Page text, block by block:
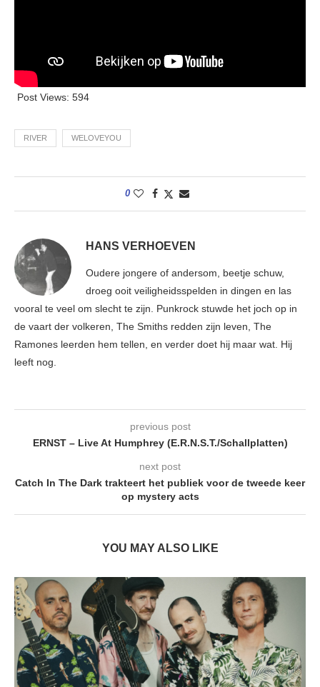
Post Views: 594
RIVER WELOVEYOU
0
HANS VERHOEVEN
Oudere jongere of andersom, beetje schuw,
droeg ooit veiligheidsspelden in dingen en las
vooral te veel om slecht te zijn. Punkrock stuwde het joch op in
de vaart der volkeren, The Smiths redden zijn leven, The
Ramones leerden hem tellen, en verder doet hij maar wat. Hij
leeft nog.
previous post
ERNST – Live At Humphrey (E.R.N.S.T./Schallplatten)
next post
Catch In The Dark trakteert het publiek voor de tweede keer
op mystery acts
YOU MAY ALSO LIKE